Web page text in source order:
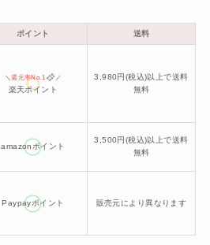
ポイント 送料
＼還元率No.1 ／
楽天ポイント
3,980円(税込)以上で送料
無料
amazonポイント
3,500円(税込)以上で送料
無料
Paypayポイント 販売元により異なります